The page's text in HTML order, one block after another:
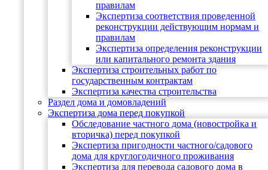
правилам
Экспертиза соответствия проведенной
реконструкции действующим нормам и
правилам
Экспертиза определения реконструкции
или капитального ремонта здания
Экспертиза строительных работ по
государственным контрактам
Экспертиза качества строительства
Раздел дома и домовладений
Экспертиза дома перед покупкой
Обследование частного дома (новостройка и
вторичка) перед покупкой
Экспертиза пригодности частного/садового
дома для круглогодичного проживания
Экспертиза для перевода садового дома в